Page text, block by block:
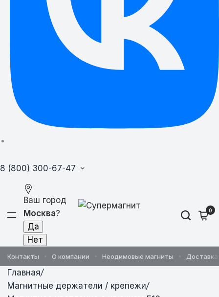
8 (800) 300-67-47
Ваш город
Москва? 0
Контакты О компании Неодимовые магниты
Главная/
Магнитные держатели / крепежи/